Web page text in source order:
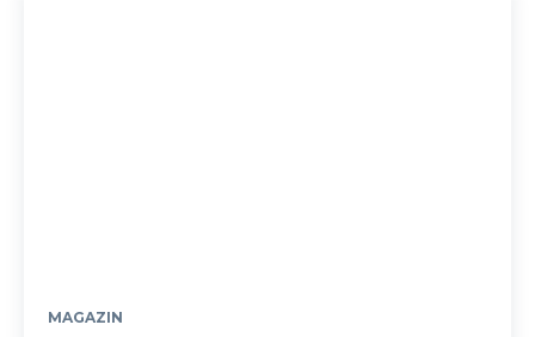
MAGAZIN